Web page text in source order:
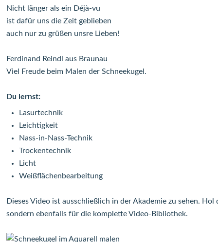
Nicht länger als ein Déjà-vu
ist dafür uns die Zeit geblieben
auch nur zu grüßen unsre Lieben!
Ferdinand Reindl aus Braunau
Viel Freude beim Malen der Schneekugel.
Du lernst:
Lasurtechnik
Leichtigkeit
Nass-in-Nass-Technik
Trockentechnik
Licht
Weißflächenbearbeitung
Dieses Video ist ausschließlich in der Akademie zu sehen.
sondern ebenfalls für die komplette Video-Bibliothek.